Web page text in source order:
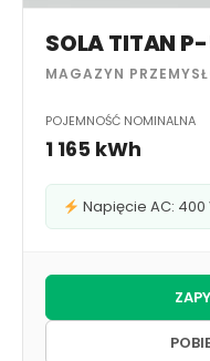
SOLA TITAN
MAGAZYN
POJEMNOŚĆ NOMINALNA
1 165 kWh
Napięcie AC: 400